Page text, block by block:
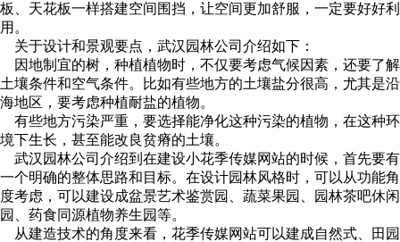
板、天花板一样搭建空间围挡，让空间更加舒服，一定要好好利
用。
关于设计和景观要点，武汉园林公司介绍如下：
因地制宜的树，种植植物时，不仅要考虑气候因素，还要了解
土壤条件和空气条件。比如有些地方的土壤盐分很高，尤其是沿
海地区，要考虑种植耐盐的植物。
有些地方污染严重，要选择能净化这种污染的植物，在这种环
境下生长，甚至能改良贫瘠的土壤。
武汉园林公司介绍到在建设小花季传媒网站的时候，首先要有
一个明确的整体思路和目标。在设计园林风格时，可以从功能角
度考虑，可以建设成盆景艺术鉴赏园、蔬菜果园、园林茶吧休闲
园、药食同源植物养生园等。
从建造技术的角度来看，花季传媒网站可以建成自然式、田园